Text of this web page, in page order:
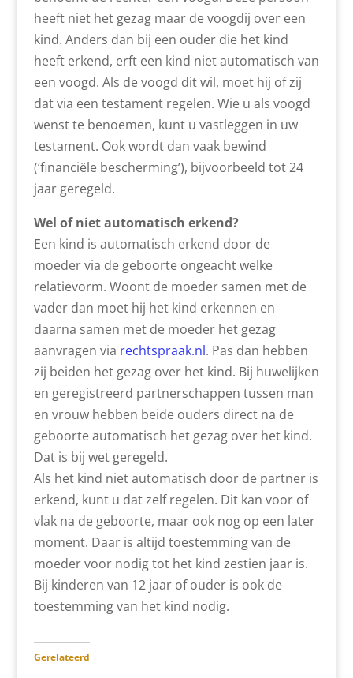
heeft niet het gezag maar de voogdij over een
kind. Anders dan bij een ouder die het kind
heeft erkend, erft een kind niet automatisch van
een voogd. Als de voogd dit wil, moet hij of zij
dat via een testament regelen. Wie u als voogd
wenst te benoemen, kunt u vastleggen in uw
testament. Ook wordt dan vaak bewind
(‘financiële bescherming’), bijvoorbeeld tot 24
jaar geregeld.
Wel of niet automatisch erkend?
Een kind is automatisch erkend door de
moeder via de geboorte ongeacht welke
relatievorm. Woont de moeder samen met de
vader dan moet hij het kind erkennen en
daarna samen met de moeder het gezag
aanvragen via rechtspraak.nl. Pas dan hebben
zij beiden het gezag over het kind. Bij huwelijken
en geregistreerd partner­schappen tussen man
en vrouw hebben beide ouders direct na de
geboorte automatisch het gezag over het kind.
Dat is bij wet geregeld.
Als het kind niet automatisch door de partner is
erkend, kunt u dat zelf regelen. Dit kan voor of
vlak na de geboorte, maar ook nog op een later
moment. Daar is altijd toestemming van de
moeder voor nodig tot het kind zestien jaar is.
Bij kinderen van 12 jaar of ouder is ook de
toestemming van het kind nodig.
Gerelateerd